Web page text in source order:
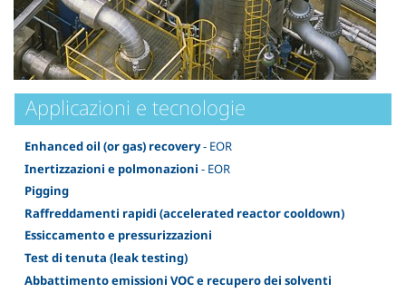
Applicazioni e tecnologie
Enhanced oil (or gas) recovery- EOR
Inertizzazioni e polmonazioni - EOR
Pigging
Raffreddamenti rapidi (accelerated reactor cooldown)
Essiccamento e pressurizzazioni
Test di tenuta (leak testing)
Abbattimento emissioni VOC e recupero dei solventi